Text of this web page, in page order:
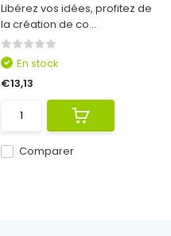
Libérez vos idées, profitez de
la création de co...
Comparer
En stock
€13,13